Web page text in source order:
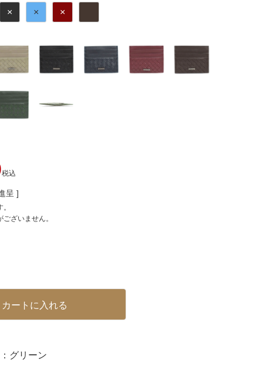
× × ×
税込
呈 ]
ざいません。
カートに入れる
グリーン